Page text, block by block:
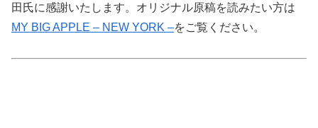
田氏に感謝いたします。オリジナル原稿を読みたい方は
MY BIG APPLE – NEW YORK –をご覧ください。